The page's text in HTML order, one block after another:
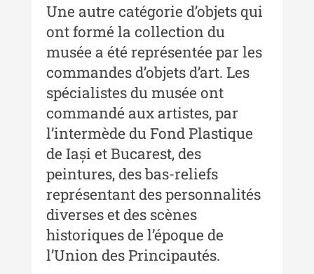
Acta Pangratia II (2024)
Acta Pangratia III (2025)
Indexul Complet
Alte publicatii, cataloage, volume de
autor
Indexul Complet
Informații Utile
Despre Editură
Contact
Une autre catégorie d’objets qui
ont formé la collection du
musée a été représentée par les
commandes d’objets d’art. Les
spécialistes du musée ont
commandé aux artistes, par
l’intermède du Fond Plastique
de Iași et Bucarest, des
peintures, des bas-reliefs
représentant des personnalités
diverses et des scènes
historiques de l’époque de
l’Union des Principautés.